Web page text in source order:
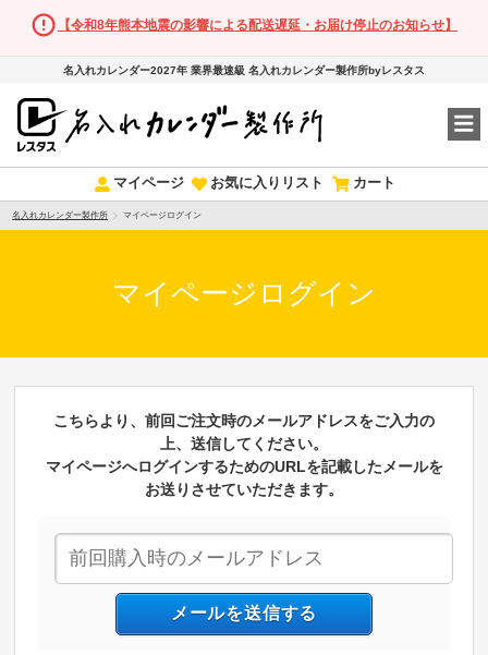
【令和8年熊本地震の影響による配送遅延・お届け停止のお知らせ】
名入れカレンダー2027年 業界最速級 名入れカレンダー製作所byレスタス
マイページ お気に入りリスト カート
名入れカレンダー製作所 マイページログイン
マイページログイン
こちらより、前回ご注文時のメールアドレスをご入力の
上、送信してください。
マイページへログインするためのURLを記載したメールを
お送りさせていただきます。